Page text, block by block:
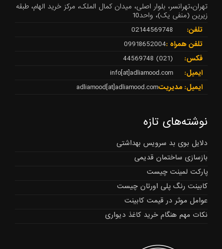
تهران،تهرانسر، بلوار اصلی، میدان کمال الملک، مرکز خرید الهام، طبقه
زیرین (منفی یک)، واحد10
تلفن:
02144569748
تلفن همراه :09918652004
فکس:
(021) 44569748
ایمیل:
info[at]adliamood.com
ایمیل: مدیریتadliamood[at]adliamood.com
نوشته‌های تازه
دلایل بوی بد سرویس بهداشتی
بازسازی ساختمان قدیمی
پارکت لمینت چیست
کابینت رنگ پلی اورتان چیست
عوامل موثر در قیمت کابینت
نکات مهم هنگام خرید کاغذ دیواری